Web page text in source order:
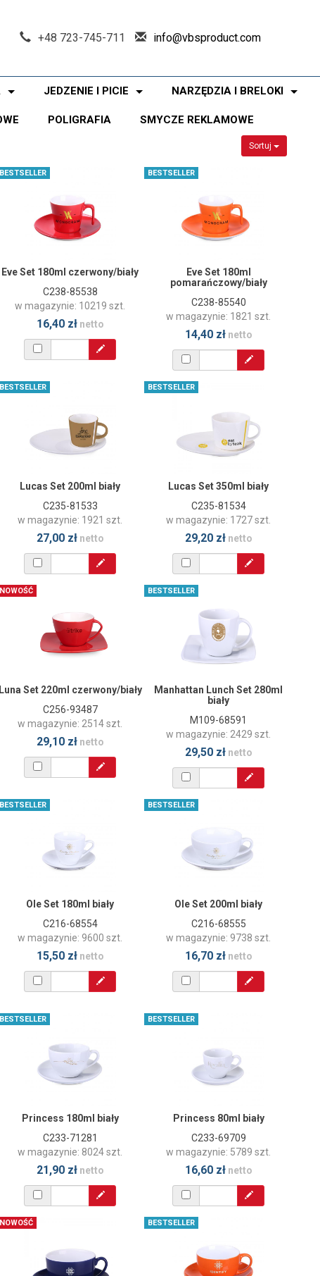
+48 723-745-711 info@vbsproduct.com
JEDZENIE I PICIE NARZĘDZIA I BRELOKI
POLIGRAFIA SMYCZE REKLAMOWE
Sortuj
BESTSELLER
Eve Set 180ml czerwony/biały
C238-85538
w magazynie: 10219 szt.
16,40 złnetto
BESTSELLER
Eve Set 180ml
pomarańczowy/biały
C238-85540
w magazynie: 1821 szt.
14,40 złnetto
BESTSELLER
Lucas Set 200ml biały
C235-81533
w magazynie: 1921 szt.
27,00 złnetto
BESTSELLER
Lucas Set 350ml biały
C235-81534
w magazynie: 1727 szt.
29,20 złnetto
NOWOŚĆ
Luna Set 220ml czerwony/biały
C256-93487
w magazynie: 2514 szt.
29,10 złnetto
BESTSELLER
Manhattan Lunch Set 280ml
biały
M109-68591
w magazynie: 2429 szt.
29,50 złnetto
BESTSELLER
Ole Set 180ml biały
C216-68554
w magazynie: 9600 szt.
15,50 złnetto
BESTSELLER
Ole Set 200ml biały
C216-68555
w magazynie: 9738 szt.
16,70 złnetto
BESTSELLER
Princess 180ml biały
C233-71281
w magazynie: 8024 szt.
21,90 złnetto
BESTSELLER
Princess 80ml biały
C233-69709
w magazynie: 5789 szt.
16,60 złnetto
NOWOŚĆ BESTSELLER